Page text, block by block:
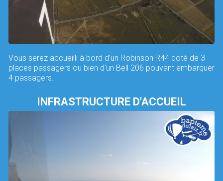
Vous serez accueilli à bord d’un Robinson R44 doté de 3
places passagers ou bien d'un Bell 206 pouvant embarquer
4 passagers.
INFRASTRUCTURE D'ACCUEIL